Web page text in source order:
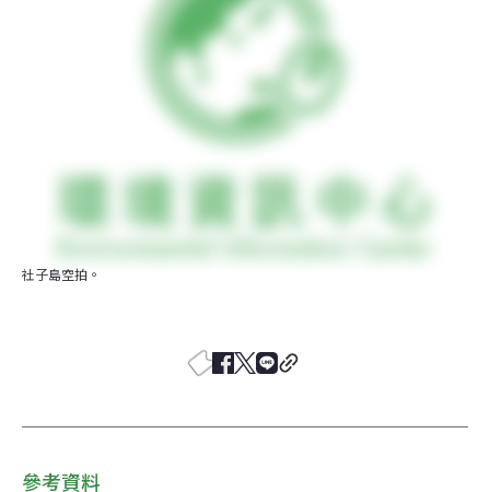
社子島空拍。
參考資料